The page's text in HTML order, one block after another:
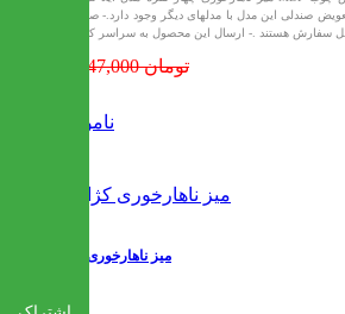
صندلی این مدل با مدلهای دیگر وجود دارد.- صندلی
15,847,000 تومان
ناموجود
میز ناهارخوری کژال